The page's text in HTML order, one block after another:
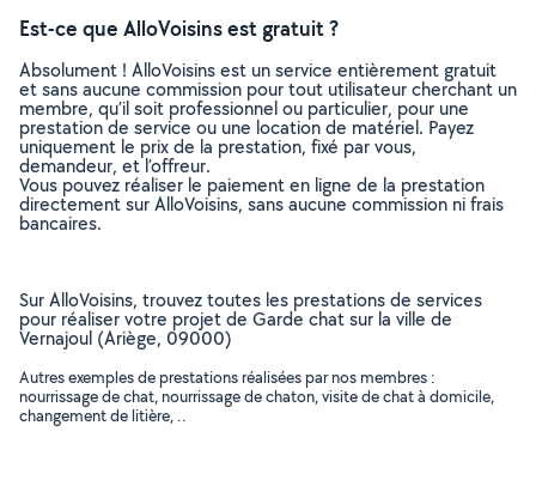
Est-ce que AlloVoisins est gratuit ?
Absolument ! AlloVoisins est un service entièrement gratuit
et sans aucune commission pour tout utilisateur cherchant un
membre, qu’il soit professionnel ou particulier, pour une
prestation de service ou une location de matériel. Payez
uniquement le prix de la prestation, fixé par vous,
demandeur, et l’offreur.
Vous pouvez réaliser le paiement en ligne de la prestation
directement sur AlloVoisins, sans aucune commission ni frais
bancaires.
Sur AlloVoisins, trouvez toutes les prestations de services
pour réaliser votre projet de Garde chat sur la ville de
Vernajoul (Ariège, 09000)
Autres exemples de prestations réalisées par nos membres :
nourrissage de chat, nourrissage de chaton, visite de chat à domicile,
changement de litière, ..